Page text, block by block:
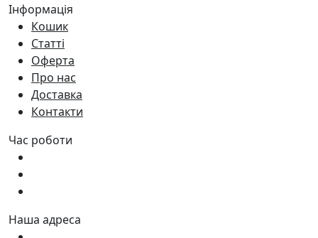
Інформація
Кошик
Статті
Оферта
Про нас
Доставка
Контакти
Час роботи
Наша адреса